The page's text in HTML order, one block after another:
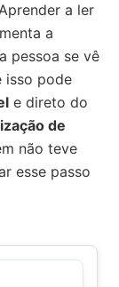
a ler
a
pessoa se vê
isso pode
e direto do
de
não teve
esse passo